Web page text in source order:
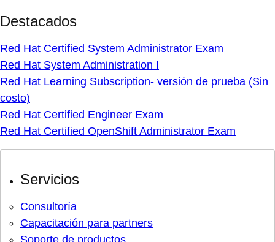
Destacados
Red Hat Certified System Administrator Exam
Red Hat System Administration I
Red Hat Learning Subscription- versión de prueba (Sin
costo)
Red Hat Certified Engineer Exam
Red Hat Certified OpenShift Administrator Exam
Servicios
Consultoría
Capacitación para partners
Soporte de productos